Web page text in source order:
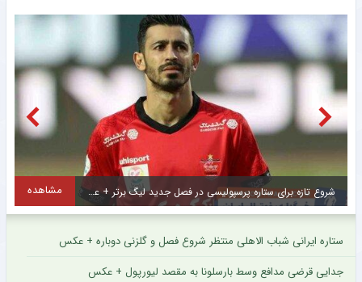
شروع تازه برای ستاره پرسپولیسی در فصل جدید لیگ برتر + عکس مشاهده
ستاره ایرانی شباب الاهلی منتظر شروع فصل و گلزنی دوباره + عکس
جدایی قرضی مدافع وسط بارسلونا به مقصد لیورپول + عکس